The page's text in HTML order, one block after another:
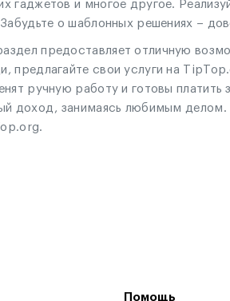
гаджетов и многое другое.
о шаблонных решениях –
предоставляет отличную
предлагайте свои услуги на
ручную работу и готовы
доход, занимаясь любимым
Помощь